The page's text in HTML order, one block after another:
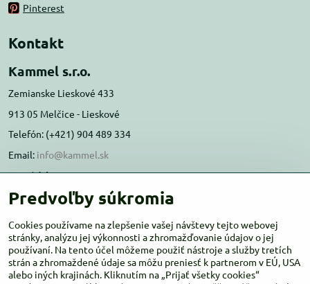
Pinterest
Kontakt
Kammel s.r.o.
Zemianske Lieskové 433
913 05 Melčice - Lieskové
Telefón: (+421) 904 489 334
Email: info@kammel.sk
Prevádzka:
Administratívna budova PD Melčice
Otváracie hodiny:PO-ŠT 8:00 - 16:00
PIA-NE Zatvorené
Predvoľby súkromia
Cookies používame na zlepšenie vašej návštevy tejto webovej
stránky, analýzu jej výkonnosti a zhromažďovanie údajov o jej
používaní. Na tento účel môžeme použiť nástroje a služby tretích
strán a zhromaždené údaje sa môžu preniesť k partnerom v EÚ, USA
alebo iných krajinách. Kliknutím na „Prijať všetky cookies“